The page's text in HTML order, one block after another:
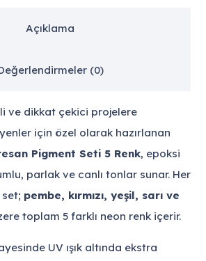
Açıklama
(0)
ve dikkat çekici projelere
için özel olarak hazırlanan
Pigment Seti 5 Renk, epoksi
parlak ve canlı tonlar sunar. Her
pembe, kırmızı, yeşil, sarı ve
toplam 5 farklı neon renk içerir.
UV ışık altında ekstra